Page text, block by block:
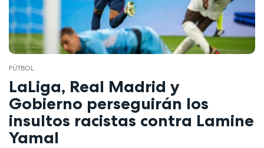
FÚTBOL
LaLiga, Real Madrid y
Gobierno perseguirán los
insultos racistas contra Lamine
Yamal